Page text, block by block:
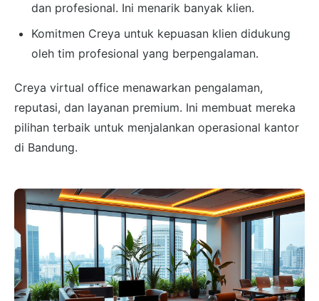
dan profesional. Ini menarik banyak klien.
Komitmen Creya untuk kepuasan klien didukung
oleh tim profesional yang berpengalaman.
Creya virtual office menawarkan pengalaman,
reputasi, dan layanan premium. Ini membuat mereka
pilihan terbaik untuk menjalankan operasional kantor
di Bandung.